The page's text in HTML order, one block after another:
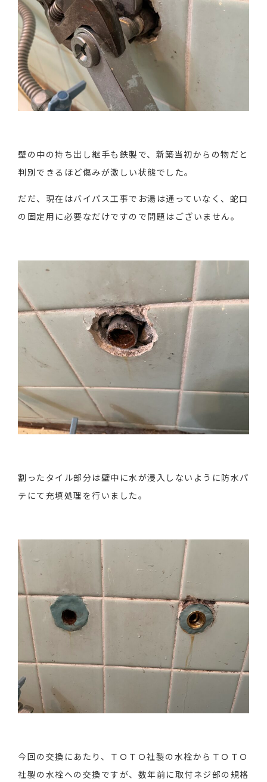
壁の中の持ち出し継手も鉄製で、新築当初からの物だと
判別できるほど傷みが激しい状態でした。
だだ、現在はバイパス工事でお湯は通っていなく、蛇口
の固定用に必要なだけですので問題はございません。
割ったタイル部分は壁中に水が浸入しないように防水パ
テにて充填処理を行いました。
今回の交換にあたり、ＴＯＴＯ社製の水栓からＴＯＴＯ
社製の水栓への交換ですが、数年前に取付ネジ部の規格